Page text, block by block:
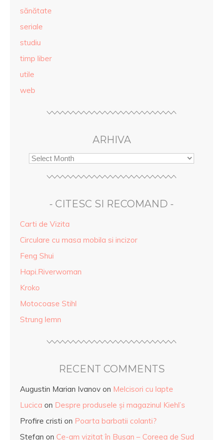
sănătate
seriale
studiu
timp liber
utile
web
ARHIVA
- CITESC SI RECOMAND -
Carti de Vizita
Circulare cu masa mobila si incizor
Feng Shui
Hapi.Riverwoman
Kroko
Motocoase Stihl
Strung lemn
RECENT COMMENTS
Augustin Marian Ivanov on Melcisori cu lapte
Lucica on Despre produsele și magazinul Kiehl’s
Profire cristi on Poarta barbatii colanti?
Stefan on Ce-am vizitat în Busan – Coreea de Sud